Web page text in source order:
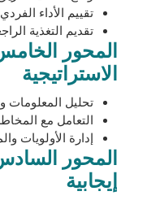
تقييم الأداء
تقديم التغذية
المحور
الاستراتيجية
تحليل المعلومات
التعامل مع
إدارة الأولويات
المحور
إيجابية